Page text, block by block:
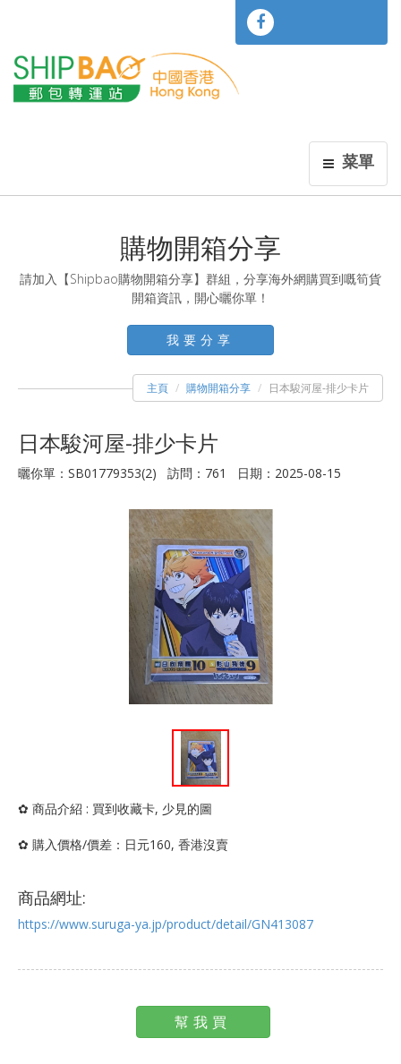
菜單
購物開箱分享
請加入【Shipbao購物開箱分享】群組，分享海外網購買到嘅筍貨
開箱資訊，開心曬你單！
我要分享
主頁 購物開箱分享 日本駿河屋-排少卡片
日本駿河屋-排少卡片
曬你單：SB01779353(2) 訪問：761 日期：2025-08-15
✿ 商品介紹 : 買到收藏卡, 少見的圖
✿ 購入價格/價差：日元160, 香港沒賣
商品網址:
https://www.suruga-ya.jp/product/detail/GN413087
幫我買